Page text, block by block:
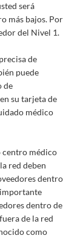
será
más bajos. Por
del Nivel 1.
de
puede
de
su tarjeta de
médico
centro médico
red deben
dentro
importante
dentro de
de la red
como